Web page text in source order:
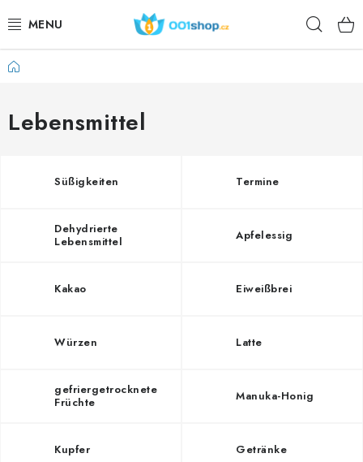
Inhalt
DOPLŇKY STRAVY
KOSMETIKA
THEMEN
MARKEN
Jak nakupovat
Startseite
Lebensmittel
Süßigkeiten Termine
Dehydrierte
Lebensmittel
Apfelessig
Kakao Eiweißbrei
Würzen Latte
gefriergetrocknete
Früchte
Manuka-Honig
Kupfer Getränke